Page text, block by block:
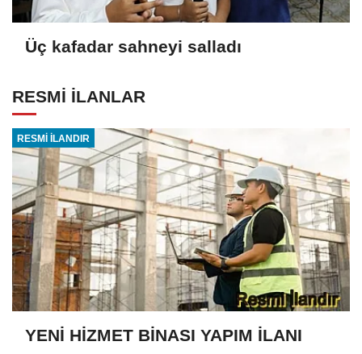
Üç kafadar sahneyi salladı
RESMİ İLANLAR
RESMİ İLANDIR
YENİ HİZMET BİNASI YAPIM İLANI